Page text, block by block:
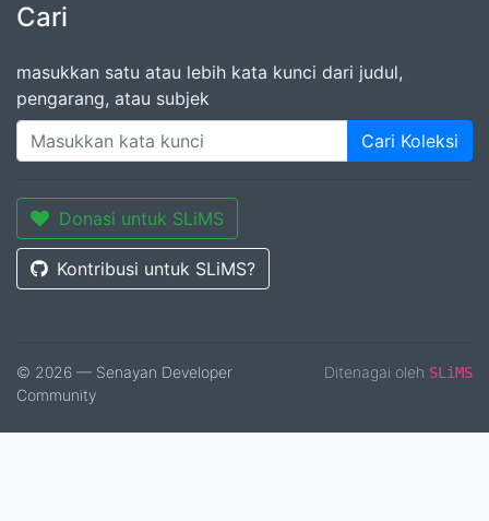
Cari
masukkan satu atau lebih kata kunci dari judul,
pengarang, atau subjek
Cari Koleksi
Donasi untuk SLiMS
Kontribusi untuk SLiMS?
© 2026 — Senayan Developer
Community
Ditenagai oleh SLiMS